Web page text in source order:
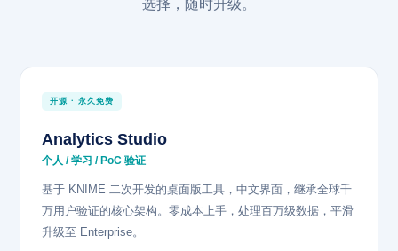
选择，随时升级。
开源 · 永久免费
Analytics Studio
个人 / 学习 / PoC 验证
基于 KNIME 二次开发的桌面版工具，中文界面，继承全球千
万用户验证的核心架构。零成本上手，处理百万级数据，平滑
升级至 Enterprise。